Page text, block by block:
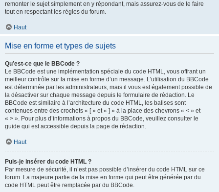
remonter le sujet simplement en y répondant, mais assurez-vous de le faire
tout en respectant les règles du forum.
Haut
Mise en forme et types de sujets
Qu’est-ce que le BBCode ?
Le BBCode est une implémentation spéciale du code HTML, vous offrant un
meilleur contrôle sur la mise en forme d’un message. L’utilisation du BBCode
est déterminée par les administrateurs, mais il vous est également possible de
la désactiver sur chaque message depuis le formulaire de rédaction. Le
BBCode est similaire à l’architecture du code HTML, les balises sont
contenues entre des crochets « [ » et « ] » à la place des chevrons « < » et
« > ». Pour plus d’informations à propos du BBCode, veuillez consulter le
guide qui est accessible depuis la page de rédaction.
Haut
Puis-je insérer du code HTML ?
Par mesure de sécurité, il n’est pas possible d’insérer du code HTML sur ce
forum. La majeure partie de la mise en forme qui peut être générée par du
code HTML peut être remplacée par du BBCode.